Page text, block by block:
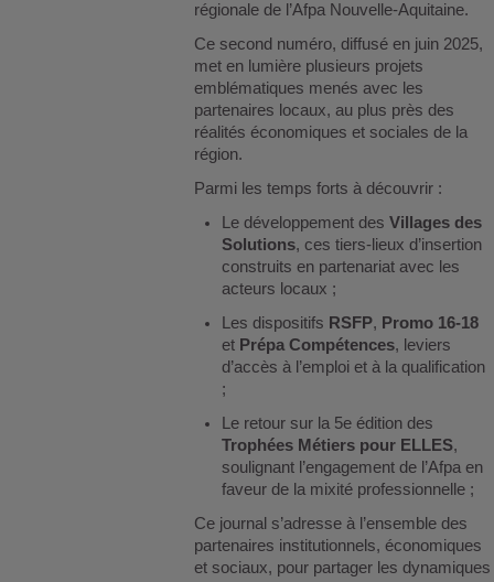
régionale de l’Afpa Nouvelle-Aquitaine.
Ce second numéro, diffusé en juin 2025,
met en lumière plusieurs projets
emblématiques menés avec les
partenaires locaux, au plus près des
réalités économiques et sociales de la
région.
Parmi les temps forts à découvrir :
Le développement desVillages des
Solutions, ces tiers-lieux d’insertion
construits en partenariat avec les
acteurs locaux ;
Les dispositifs RSFP, Promo 16-18
et Prépa Compétences, leviers
d’accès à l’emploi et à la qualification
;
Le retour sur la 5e édition des
Trophées Métiers pour ELLES,
soulignant l’engagement de l’Afpa en
faveur de la mixité professionnelle ;
Ce journal s’adresse à l’ensemble des
partenaires institutionnels, économiques
et sociaux, pour partager les dynamiques